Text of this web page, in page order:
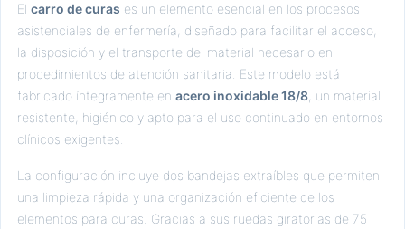
El carro de curas es un elemento esencial en los procesos
asistenciales de enfermería, diseñado para facilitar el acceso,
la disposición y el transporte del material necesario en
procedimientos de atención sanitaria. Este modelo está
fabricado íntegramente en acero inoxidable 18/8 , un material
resistente, higiénico y apto para el uso continuado en entornos
clínicos exigentes.
La configuración incluye dos bandejas extraíbles que permiten
una limpieza rápida y una organización eficiente de los
elementos para curas. Gracias a sus ruedas giratorias de 75